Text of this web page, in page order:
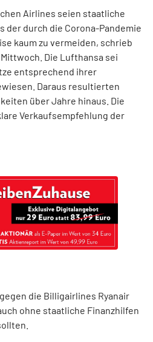
Airlines seien staatliche
durch die Corona-Pandemie
kaum zu vermeiden, schrieb
Die Lufthansa sei
entsprechend ihrer
Daraus resultierten
über Jahre hinaus. Die
Verkaufsempfehlung der
die Billigairlines Ryanair
ohne staatliche Finanzhilfen